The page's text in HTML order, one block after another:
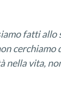
fatti allo
cerchiamo
nella vita,